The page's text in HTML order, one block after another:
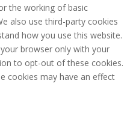
the working of basic
also use third-party cookies
how you use this website.
browser only with your
to opt-out of these cookies.
cookies may have an effect